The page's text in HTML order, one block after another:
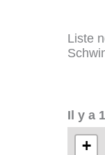
Liste
Il y a
+